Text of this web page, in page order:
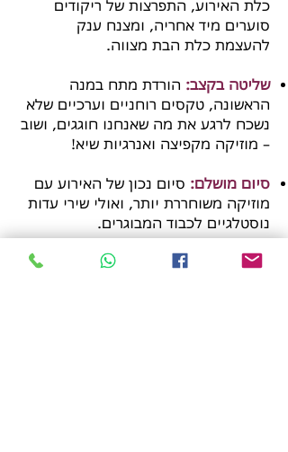
כלת האירוע, התפרצות של ריקודים
סוערים מיד אחריה, ומצנח ענק
להעצמת כלת הבת מצווה.
שליטה בקצב: הורדת מתח במנה
הראשונה, טקסים רוחניים וערכיים שלא
נשכח לרגע את מה שאנחנו חוגגים, ושוב
– מוזיקה מקפיצה ואנרגיות שיא!
סיום מושלם: סיום נכון של האירוע עם
מוזיקה משוחררת יותר, ואולי שירי עדות
נוסטלגיים לכבוד המבוגרים.
אל תפספסו את ההזדמנות להפוך את